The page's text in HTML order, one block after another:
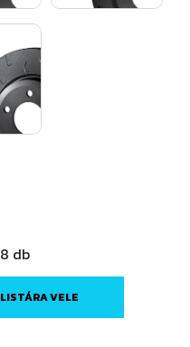
8 db
LISTÁRA VELE